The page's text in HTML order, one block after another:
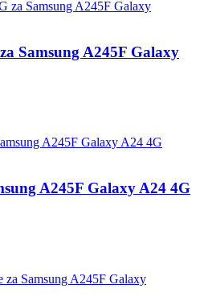
Samsung A245F Galaxy
A245F Galaxy A24 4G